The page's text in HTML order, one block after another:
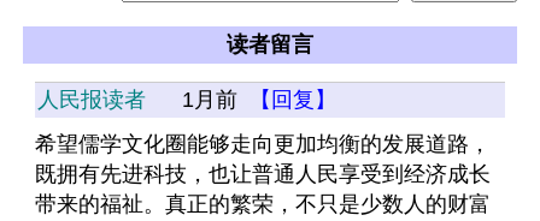
读者留言
人民报读者 1月前
【回复】
希望儒学文化圈能够走向更加均衡的发展道路，
既拥有先进科技，也让普通人民享受到经济成长
带来的福祉。真正的繁荣，不只是少数人的财富